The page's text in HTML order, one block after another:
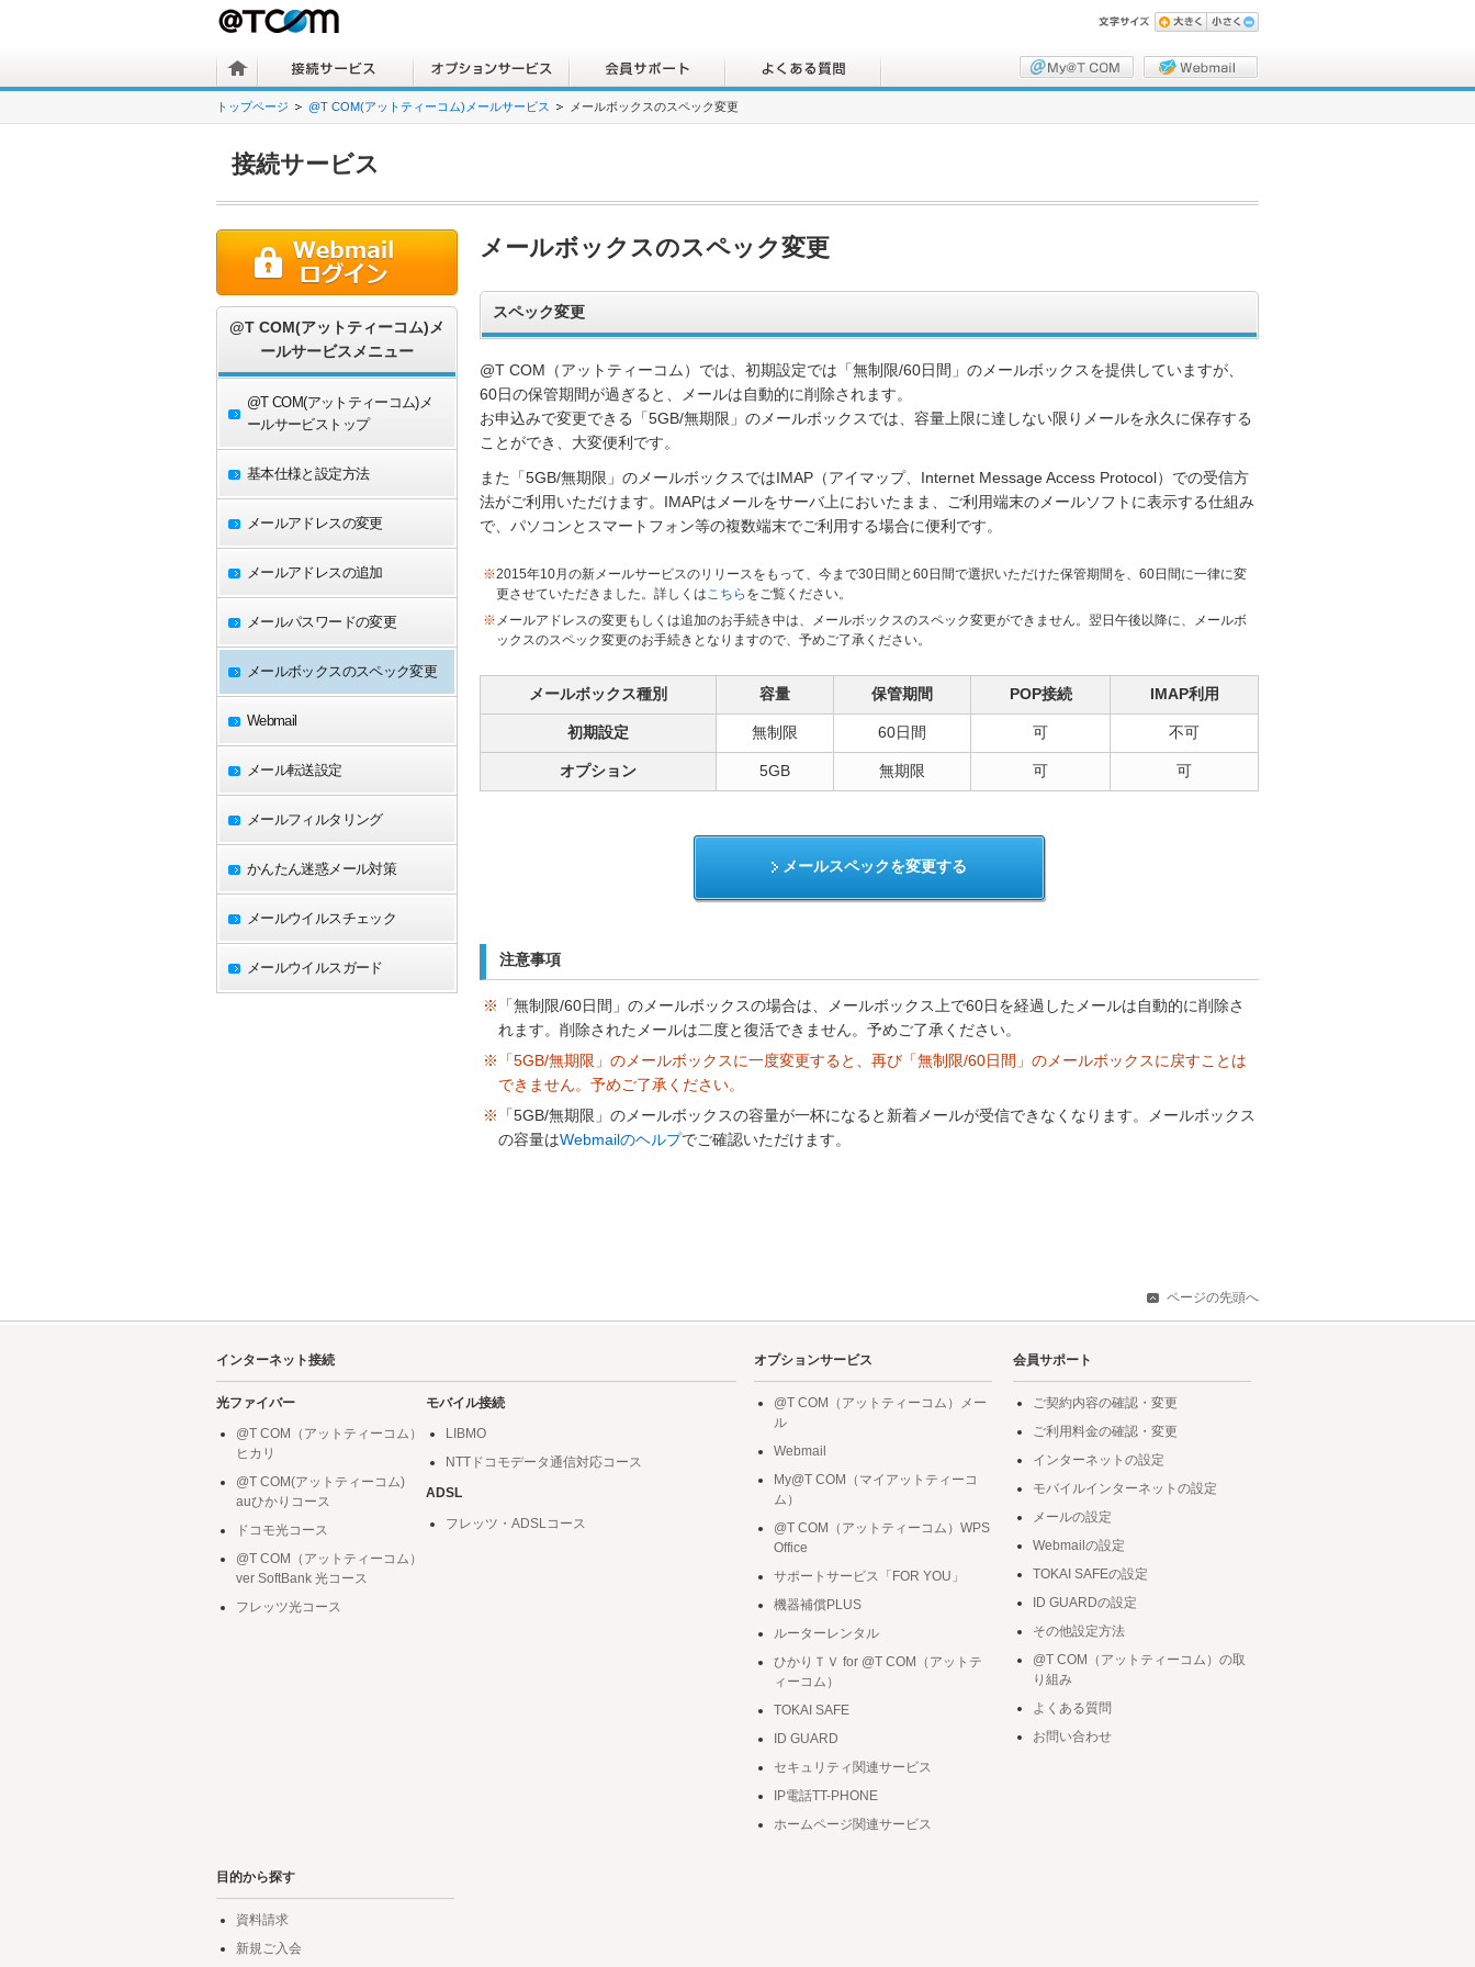
トップページ @T COM(アットティーコム)メールサービス メールボックスのスペック変更
接続サービス
@T COM(アットティーコム)メ
ールサービスメニュー
@T COM(アットティーコム)メ
ールサービストップ
基本仕様と設定方法
メールアドレスの変更
メールアドレスの追加
メールパスワードの変更
メールボックスのスペック変更
Webmail
メール転送設定
メールフィルタリング
かんたん迷惑メール対策
メールウイルスチェック
メールウイルスガード
メールボックスのスペック変更
スペック変更
@T COM（アットティーコム）では、初期設定では「無制限/60日間」のメールボックスを提供していますが、
60日の保管期間が過ぎると、メールは自動的に削除されます。
お申込みで変更できる「5GB/無期限」のメールボックスでは、容量上限に達しない限りメールを永久に保存する
ことができ、大変便利です。
また「5GB/無期限」のメールボックスではIMAP（アイマップ、Internet Message Access Protocol）での受信方
法がご利用いただけます。IMAPはメールをサーバ上においたまま、ご利用端末のメールソフトに表示する仕組み
で、パソコンとスマートフォン等の複数端末でご利用する場合に便利です。
※2015年10月の新メールサービスのリリースをもって、今まで30日間と60日間で選択いただけた保管期間を、60日間に一律に変
更させていただきました。詳しくはこちら をご覧ください。
※ メールアドレスの変更もしくは追加のお手続き中は、メールボックスのスペック変更ができません。翌日午後以降に、メールボ
ックスのスペック変更のお手続きとなりますので、予めご了承ください。
メールボックス種別 容量 保管期間 POP接続 IMAP利用
初期設定 無制限 60日間 可 不可
オプション 5GB 無期限 可 可
メールスペックを変更する
注意事項
※
「無制限/60日間」のメールボックスの場合は、メールボックス上で60日を経過したメールは自動的に削除さ
れます。削除されたメールは二度と復活できません。予めご了承ください。
※「5GB/無期限」のメールボックスに一度変更すると、再び「無制限/60日間」のメールボックスに戻すことは
できません。予めご了承ください。
※
「5GB/無期限」のメールボックスの容量が一杯になると新着メールが受信できなくなります。メールボックス
の容量はWebmailのヘルプでご確認いただけます。
ページの先頭へ
インターネット接続
光ファイバー
@T COM（アットティーコム）
ヒカリ
@T COM(アットティーコム)
auひかりコース
ドコモ光コース
@T COM（アットティーコム）
ver SoftBank 光コース
フレッツ光コース
モバイル接続
LIBMO
NTTドコモデータ通信対応コース
ADSL
フレッツ・ADSLコース
オプションサービス
@T COM（アットティーコム）メー
ル
Webmail
My@T COM（マイアットティーコ
ム）
@T COM（アットティーコム）WPS
Office
サポートサービス「FOR YOU」
機器補償PLUS
ルーターレンタル
ひかりＴＶ for @T COM（アットテ
ィーコム）
TOKAI SAFE
ID GUARD
セキュリティ関連サービス
IP電話TT-PHONE
ホームページ関連サービス
会員サポート
ご契約内容の確認・変更
ご利用料金の確認・変更
インターネットの設定
モバイルインターネットの設定
メールの設定
Webmailの設定
TOKAI SAFEの設定
ID GUARDの設定
その他設定方法
@T COM（アットティーコム）の取
り組み
よくある質問
お問い合わせ
目的から探す
資料請求
新規ご入会